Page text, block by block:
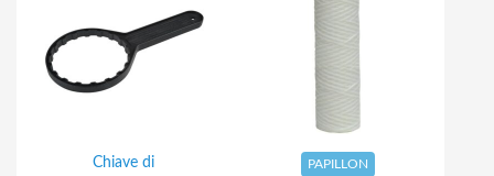
Chiave di
PAPILLON